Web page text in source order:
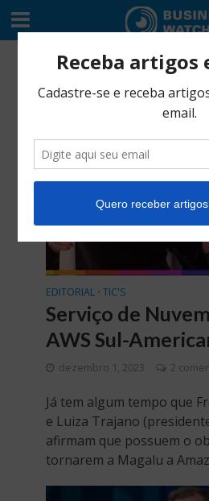
Tag - AWS
EDITORIAL • TIC'S
Serviço de
AWS Sul-
dezembro 1, 2023 2
Já tem algum tempo que
e Luiza Trajano
afirmam que possuem o
tornarem a Magalu a